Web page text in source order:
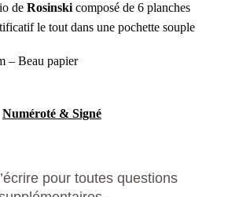
de Rosinski composé de 6 planches
le tout dans une pochette souple
– Beau papier
Numéroté & Signé
pour toutes questions